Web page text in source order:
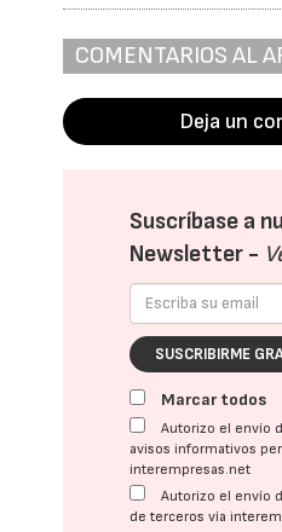
COMENTARIOS AL
Deja un
Suscríbase a
Newsletter -
SUSCRIBIRME
Marcar todos
Autorizo el envío
avisos informativos
interempresas.net
Autorizo el envío
de terceros vía